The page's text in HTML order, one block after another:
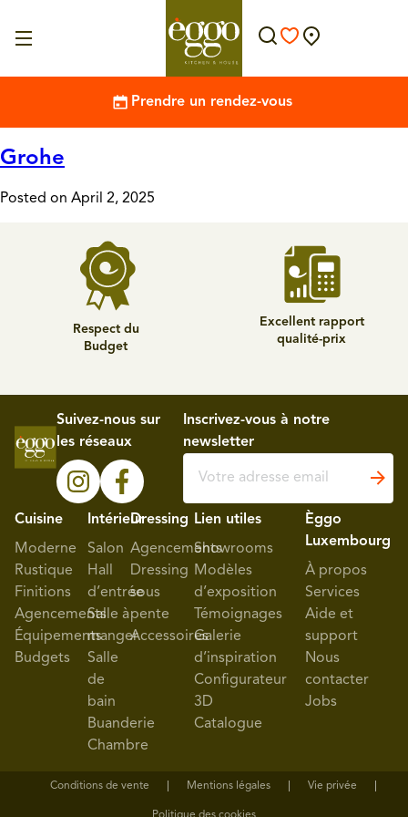
Prendre un rendez-vous
Grohe
Posted on April 2, 2025
Respect du
Budget
Excellent rapport
qualité-prix
Suivez-nous sur
les réseaux
Inscrivez-vous à notre
newsletter
Cuisine
Moderne
Rustique
Finitions
Agencements
Équipements
Budgets
Intérieur
Salon
Hall
d’entrée
Salle à
manger
Salle
de
bain
Buanderie
Chambre
Dressing
Agencements
Dressing
sous
pente
Accessoires
Lien utiles
Showrooms
Modèles
d’exposition
Témoignages
Galerie
d’inspiration
Configurateur
3D
Catalogue
Èggo
Luxembourg
À propos
Services
Aide et
support
Nous
contacter
Jobs
Conditions de vente Mentions légales Vie privée